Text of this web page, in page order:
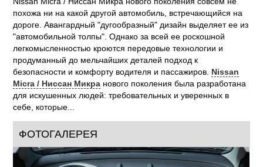
похожа ни на какой другой автомобиль, встречающийся на
дороге. Авангардный "дугообразный" дизайн выделяет ее из
"автомобильной толпы". Однако за всей ее роскошной
легкомысленностью кроются передовые технологии и
продуманный до мельчайших деталей подход к
безопасности и комфорту водителя и пассажиров. Nissan
Micra / Ниссан Микра нового поколения была разработана
для искушенных людей: требовательных и уверенных в
себе, которые...
ФОТОГАЛЕРЕЯ